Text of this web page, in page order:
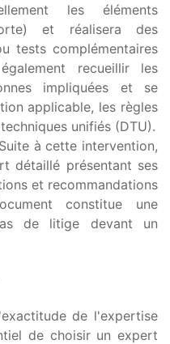
les éléments
et réalisera des
tests complémentaires
recueillir les
impliquées et se
applicable, les règles
unifiés (DTU).
Suite à cette intervention,
détaillé présentant ses
et recommandations
constitue une
de litige devant un
de l'expertise
de choisir un expert